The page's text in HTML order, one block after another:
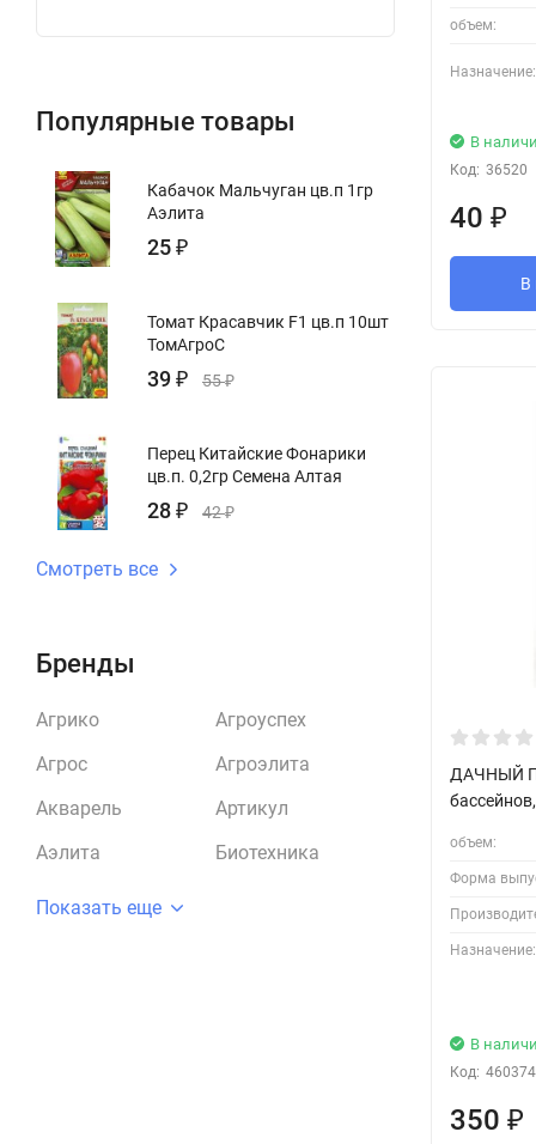
Популярные товары
Кабачок Мальчуган цв.п 1гр
Аэлита
25₽
Томат Красавчик F1 цв.п 10шт
ТомАгроС
39₽ 55₽
Перец Китайские Фонарики
цв.п. 0,2гр Семена Алтая
28₽ 42₽
Смотреть все
Бренды
Агрико
Агроуспех
Агрос
Агроэлита
Акварель
Артикул
Аэлита
Биотехника
Показать еще
объем:
Назначение:
В
Код: 36520
40 ₽
В
ДАЧНЫЙ
объем:
Форма
Назначение:
В
Код:
350 ₽